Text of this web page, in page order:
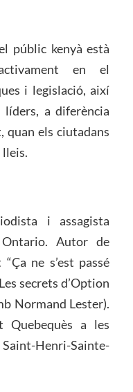
públic kenyà està
en el
i legislació, així
a diferència
quan els ciutadans
lleis.
i assagista
Autor de
ne s’est passé
secrets d’Option
Normand Lester).
a les
Saint-Henri-Sainte-